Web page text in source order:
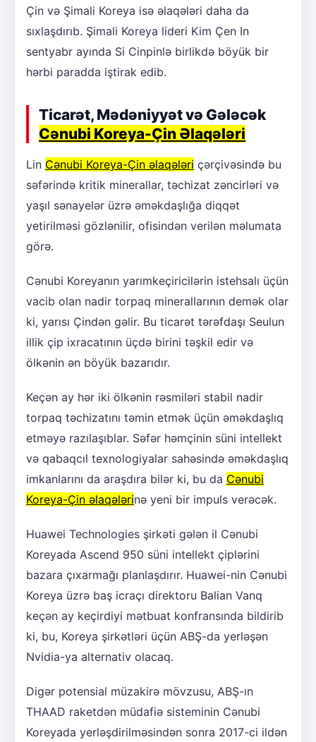
Çin və Şimali Koreya isə əlaqələri daha da
sıxlaşdırıb. Şimali Koreya lideri Kim Çen In
sentyabr ayında Si Cinpinlə birlikdə böyük bir
hərbi paradda iştirak edib.
Ticarət, Mədəniyyət və Gələcək
Cənubi Koreya-Çin Əlaqələri
Lin Cənubi Koreya-Çin əlaqələri çərçivəsində bu
səfərində kritik minerallar, təchizat zəncirləri və
yaşıl sənayelər üzrə əməkdaşlığa diqqət
yetirilməsi gözlənilir, ofisindən verilən məlumata
görə.
Cənubi Koreyanın yarımkeçiricilərin istehsalı üçün
vacib olan nadir torpaq minerallarının demək olar
ki, yarısı Çindən gəlir. Bu ticarət tərəfdaşı Seulun
illik çip ixracatının üçdə birini təşkil edir və
ölkənin ən böyük bazarıdır.
Keçən ay hər iki ölkənin rəsmiləri stabil nadir
torpaq təchizatını təmin etmək üçün əməkdaşlıq
etməyə razılaşıblar. Səfər həmçinin süni intellekt
və qabaqcıl texnologiyalar sahəsində əməkdaşlıq
imkanlarını da araşdıra bilər ki, bu da Cənubi
Koreya-Çin əlaqələrinə yeni bir impuls verəcək.
Huawei Technologies şirkəti gələn il Cənubi
Koreyada Ascend 950 süni intellekt çiplərini
bazara çıxarmağı planlaşdırır. Huawei-nin Cənubi
Koreya üzrə baş icraçı direktoru Balian Vanq
keçən ay keçirdiyi mətbuat konfransında bildirib
ki, bu, Koreya şirkətləri üçün ABŞ-da yerləşən
Nvidia-ya alternativ olacaq.
Digər potensial müzakirə mövzusu, ABŞ-ın
THAAD raketdən müdafiə sisteminin Cənubi
Koreyada yerləşdirilməsindən sonra 2017-ci ildən